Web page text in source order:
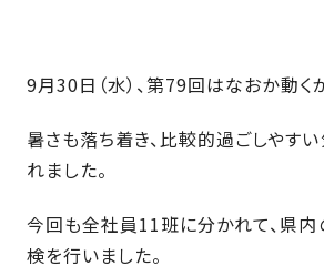
長
優
良
宅
認
く
建
築
場
お
デ
ハ
ウ
ス
一
覧
お
客
の
イ
お
知
せ
9月30日（水）、第79回はなおか動く
暑さも落ち着き、比較的過ごしやす
れました。
今回も全社員11班に分かれて、県
検を行いました。